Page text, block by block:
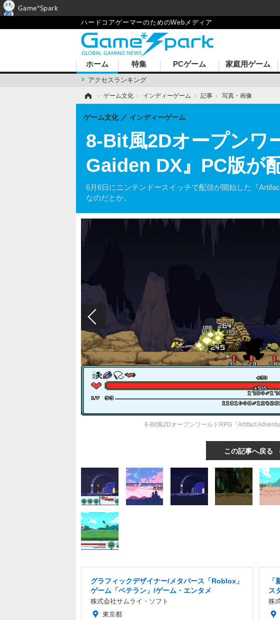
ハードコアゲーマーのためのWebメディア
ホーム
アクセスランキング
特集 PCゲーム 家庭用ゲーム
› ゲーム文化 › インディーゲーム › 記事 › 写真・画像
8-Bit風2Dオープンワ
Gaiden DX』PC版が
6月6日にニンテンドースイッチで配信が開始した『
なのだとか。
ゲーム文化 インディーゲーム
8-Bit風2DオープンワールドRPG『Artifact
この記事へ戻る
グラフィックデザイナー/メタバース「Roblox」
ゲーム「ベテラン」/ゲーム・エンタメ
株式会社サムライ・ソフト
東京都
ス
株
Game*Spark